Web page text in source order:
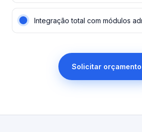
Integração total com módulos
Solicitar